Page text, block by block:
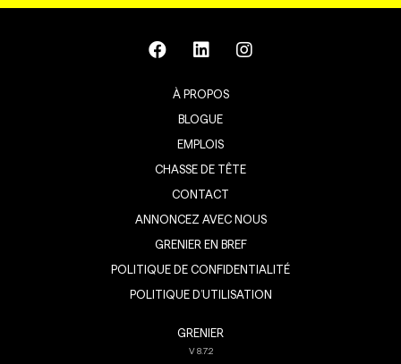
À PROPOS
BLOGUE
EMPLOIS
CHASSE DE TÊTE
CONTACT
ANNONCEZ AVEC NOUS
GRENIER EN BREF
POLITIQUE DE CONFIDENTIALITÉ
POLITIQUE D’UTILISATION
GRENIER
V8.7.2